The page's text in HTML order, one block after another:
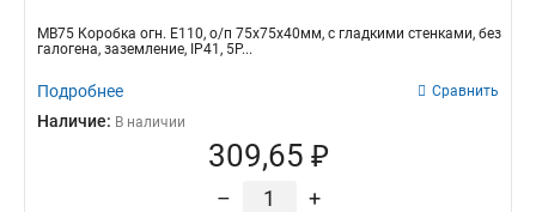
MB75 Коробка огн. E110, о/п 75х75х40мм, с гладкими стенками, без
галогена, заземление, IP41, 5P...
Подробнее Сравнить
Наличие: В наличии
309,65 ₽
– +